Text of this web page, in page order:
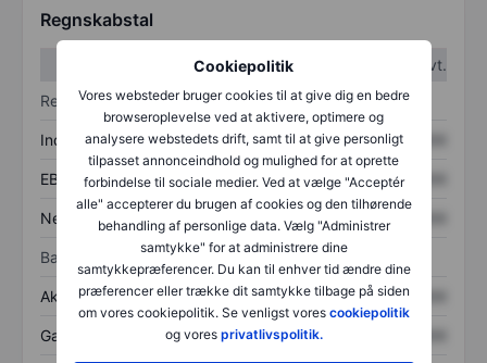
Cookiepolitik
Vores websteder bruger cookies til at give dig en bedre
browseroplevelse ved at aktivere, optimere og
analysere webstedets drift, samt til at give personligt
tilpasset annonceindhold og mulighed for at oprette
forbindelse til sociale medier. Ved at vælge "Acceptér
alle" accepterer du brugen af cookies og den tilhørende
behandling af personlige data. Vælg "Administrer
samtykke" for at administrere dine
samtykkepræferencer. Du kan til enhver tid ændre dine
præferencer eller trække dit samtykke tilbage på siden
om vores cookiepolitik. Se venligst vores cookiepolitik
og vores privatlivspolitik.
Regnskabstal
1. kvt.
2. kvt.
Resultatopgørelse
Indtægter XXXXXXX XXXXXXX
EBITDA XXXXXXX XXXXXXX
Nettoresultat XXXXXXX
Balance
Aktiver i alt XXXXXXX XXXXXXX
Gæld XXXXXXX